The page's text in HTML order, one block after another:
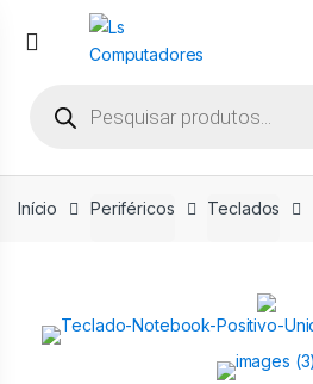
para
para
produtos
Início Periféricos Teclados